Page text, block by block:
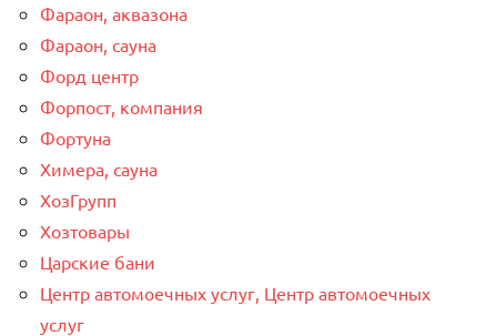
Фараон, аквазона
Фараон, сауна
Форд центр
Форпост, компания
Фортуна
Химера, сауна
ХозГрупп
Хозтовары
Царские бани
Центр автомоечных услуг, Центр автомоечных
услуг